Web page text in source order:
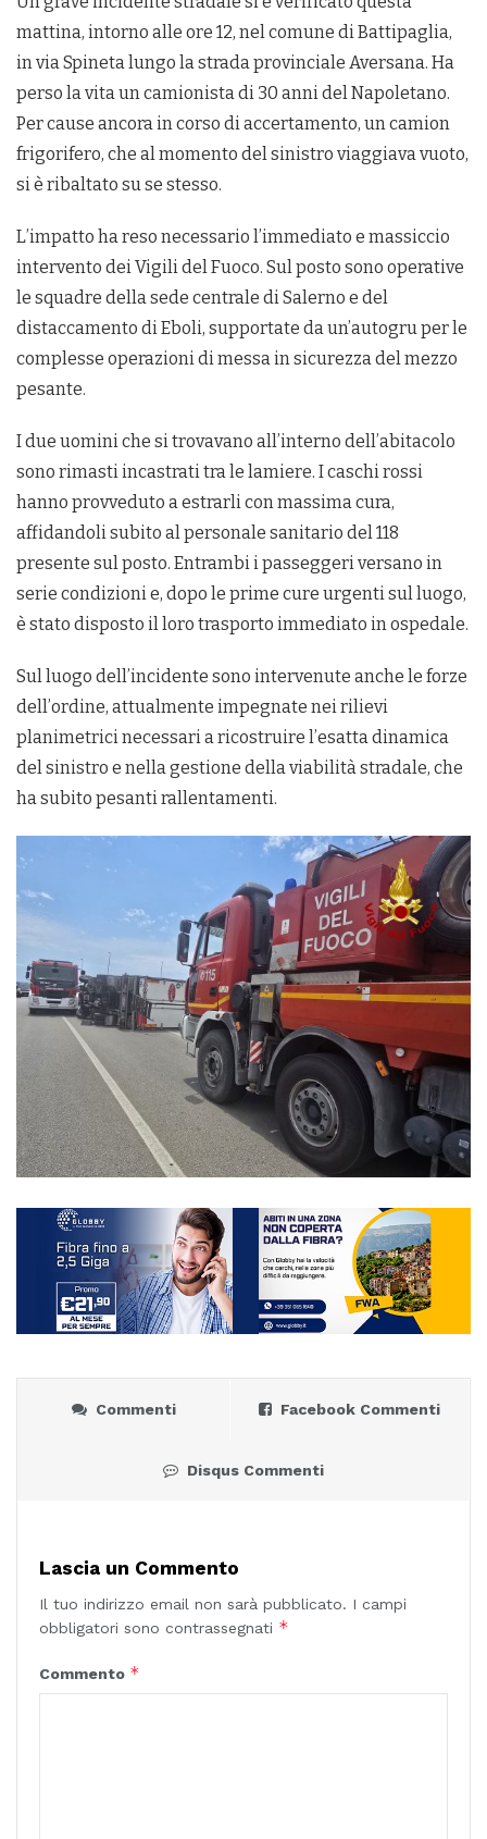
mattina, intorno alle ore 12, nel comune di Battipaglia,
in via Spineta lungo la strada provinciale Aversana. Ha
perso la vita un camionista di 30 anni del Napoletano.
Per cause ancora in corso di accertamento, un camion
frigorifero, che al momento del sinistro viaggiava vuoto,
si è ribaltato su se stesso.
L’impatto ha reso necessario l’immediato e massiccio
intervento dei Vigili del Fuoco. Sul posto sono operative
le squadre della sede centrale di Salerno e del
distaccamento di Eboli, supportate da un’autogru per le
complesse operazioni di messa in sicurezza del mezzo
pesante.
I due uomini che si trovavano all’interno dell’abitacolo
sono rimasti incastrati tra le lamiere. I caschi rossi
hanno provveduto a estrarli con massima cura,
affidandoli subito al personale sanitario del 118
presente sul posto. Entrambi i passeggeri versano in
serie condizioni e, dopo le prime cure urgenti sul luogo,
è stato disposto il loro trasporto immediato in ospedale.
Sul luogo dell’incidente sono intervenute anche le forze
dell’ordine, attualmente impegnate nei rilievi
planimetrici necessari a ricostruire l’esatta dinamica
del sinistro e nella gestione della viabilità stradale, che
ha subito pesanti rallentamenti.
Commenti Facebook Commenti
Disqus Commenti
Lascia un Commento
Il tuo indirizzo email non sarà pubblicato. I campi
obbligatori sono contrassegnati *
Commento *